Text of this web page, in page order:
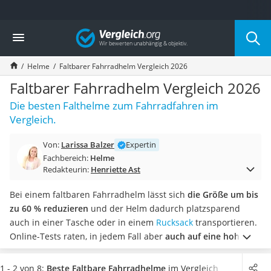
Die beliebtesten Vergleiche nach Kategorie
Freizeit & Sport
Gartentrampolin
Trampolin
Metalldetektor
Eufab-Fahrradträger
Trampolin 366 cm
Fahrradschloss
Futterboot
Air Bike
Trekkingschuhe Herren
Reisetasche mit Rollen
Klimmzugstation
Koffer
Nachtsichtgerät
Faltschloss
Vergleich
Helme Faltbarer Fahrradhelm Vergleich 2026
Faltbarer Fahrradhelm Vergleich 2026
Die besten Falthelme zum Fahrradfahren im
Vergleich.
Von: Larissa Balzer
Expertin
Fachbereich: Helme
Redakteurin: Henriette Ast
Bei einem faltbaren Fahrradhelm lässt sich die Größe um bis
zu 60 % reduzieren und der Helm dadurch platzsparend
auch in einer Tasche oder in einem Rucksack transportieren.
Online-Tests raten, in jedem Fall aber auch auf eine hohe
Sicherheit zu achten.Faltbare Fahrradhelme erhalten Sie für
Erwachsenein unterschiedlichen Größen und Designs
. Das
1 - 2 von 8: Beste Faltbare Fahrradhelme im Vergleich